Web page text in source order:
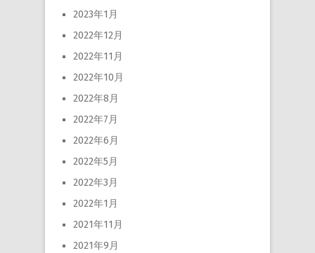
2023年1月
2022年12月
2022年11月
2022年10月
2022年8月
2022年7月
2022年6月
2022年5月
2022年3月
2022年1月
2021年11月
2021年9月